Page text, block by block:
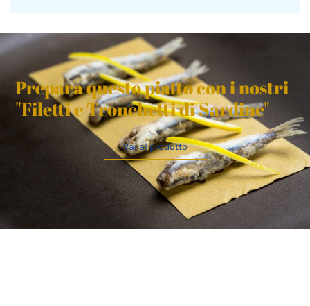
Prepara questo piatto con i nostri
"Filetti e Tronchetti di Sardine"
Vai al prodotto